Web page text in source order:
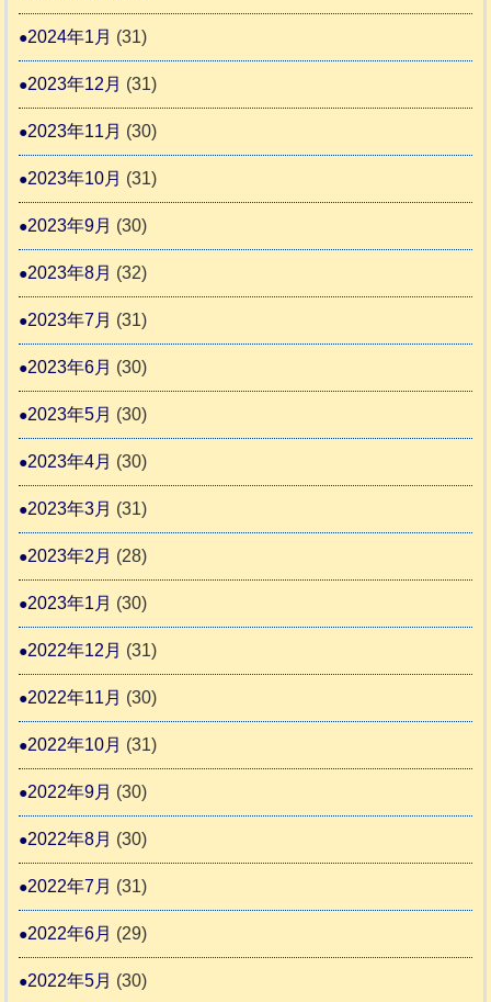
2024年1月 (31)
2023年12月 (31)
2023年11月 (30)
2023年10月 (31)
2023年9月 (30)
2023年8月 (32)
2023年7月 (31)
2023年6月 (30)
2023年5月 (30)
2023年4月 (30)
2023年3月 (31)
2023年2月 (28)
2023年1月 (30)
2022年12月 (31)
2022年11月 (30)
2022年10月 (31)
2022年9月 (30)
2022年8月 (30)
2022年7月 (31)
2022年6月 (29)
2022年5月 (30)